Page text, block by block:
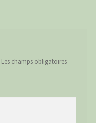
Les champs obligatoires